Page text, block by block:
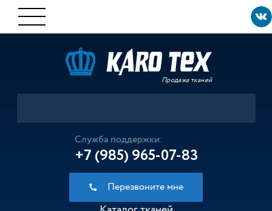
Продажа тканей
Служба поддержки:
+7 (985) 965-07-83
Перезвоните мне